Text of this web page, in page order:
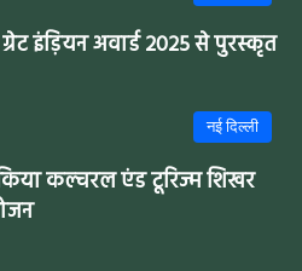
इंड़ियन अवार्ड 2025 से पुरस्कृत
नई दिल्ली
कल्चरल एंड टूरिज्म शिखर